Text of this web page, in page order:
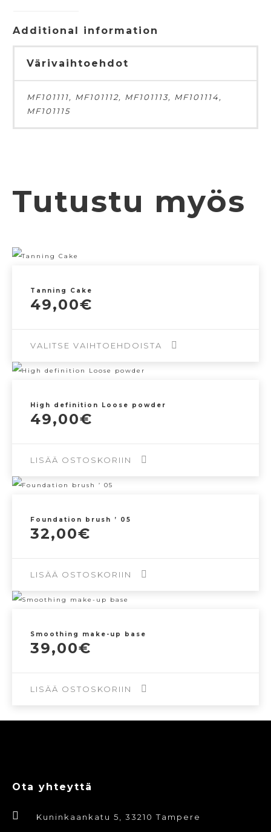
Additional information
Värivaihtoehdot
MF101111, MF101112, MF101113, MF101114,
MF101115
Tutustu myös
Tanning Cake
49,00€
VALITSE VAIHTOEHDOISTA
Tällä
useampi
Voit
tehdä
tuotteen
sivulla.
High definition Loose powder
49,00€
LISÄÄ OSTOSKORIIN
Foundation brush ’ 05
32,00€
LISÄÄ OSTOSKORIIN
Smoothing make-up base
39,00€
LISÄÄ OSTOSKORIIN
Ota yhteyttä
Kuninkaankatu 5, 33210 Tampere